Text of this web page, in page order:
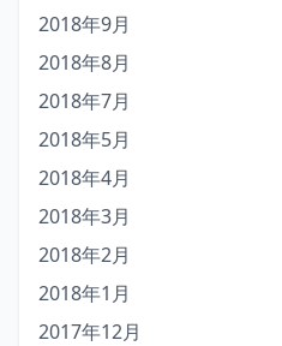
2018年9月
2018年8月
2018年7月
2018年5月
2018年4月
2018年3月
2018年2月
2018年1月
2017年12月